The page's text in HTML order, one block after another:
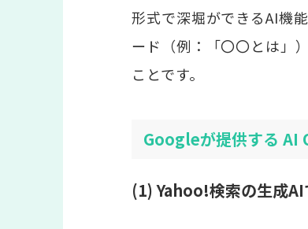
形式で深堀ができるAI機
ード（例：「〇〇とは」
ことです。
Googleが提供する AI
(1) Yahoo!検索の生成